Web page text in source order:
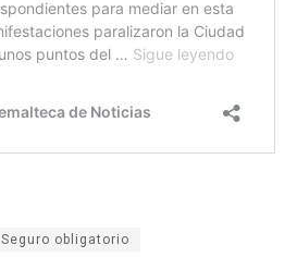
Seguro obligatorio